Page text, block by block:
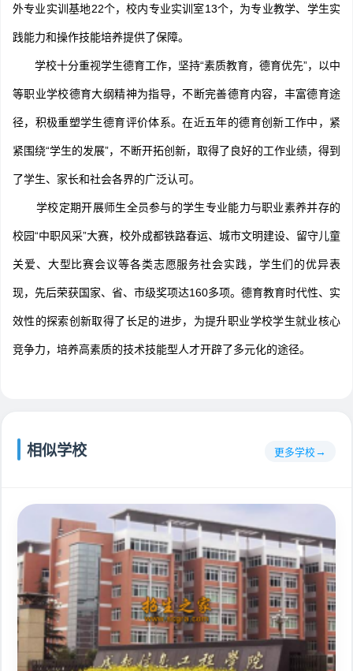
外专业实训基地22个，校内专业实训室13个，为专业教学、学生实
践能力和操作技能培养提供了保障。
学校十分重视学生德育工作，坚持“素质教育，德育优先”，以中
等职业学校德育大纲精神为指导，不断完善德育内容，丰富德育途
径，积极重塑学生德育评价体系。在近五年的德育创新工作中，紧
紧围绕“学生的发展”，不断开拓创新，取得了良好的工作业绩，得到
了学生、家长和社会各界的广泛认可。
学校定期开展师生全员参与的学生专业能力与职业素养并存的
校园“中职风采”大赛，校外成都铁路春运、城市文明建设、留守儿童
关爱、大型比赛会议等各类志愿服务社会实践，学生们的优异表
现，先后荣获国家、省、市级奖项达160多项。德育教育时代性、实
效性的探索创新取得了长足的进步，为提升职业学校学生就业核心
竞争力，培养高素质的技术技能型人才开辟了多元化的途径。
相似学校 更多学校